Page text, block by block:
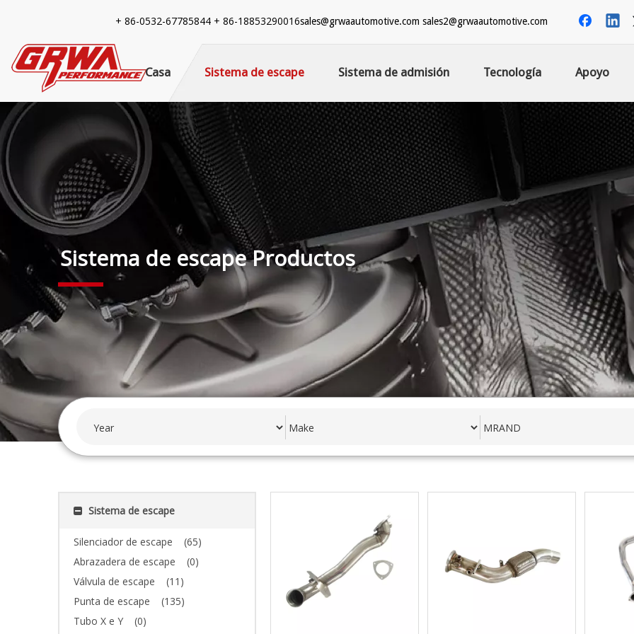
+ 86-0532-67785844 + 86-18853290016sales@grwaautomotive.com sales2@grwaautomotive.com
Casa Sistema de escape Sistema de admisión Tecnología Apoyo
Sistema de escape Productos
Sistema de escape
Silenciador de escape
(65)
Abrazadera de escape
(0)
Válvula de escape
(11)
Punta de escape
(135)
Tubo X e Y
(0)